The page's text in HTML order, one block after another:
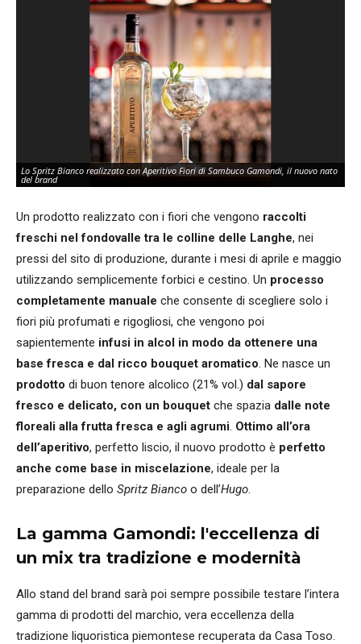
Lo Spritz Bianco realizzato con Aperitivo Fiori di Sambuco Gamondi, il nuovo nato
del brand
Un prodotto realizzato con i fiori che vengono raccolti
freschi nel fondovalle tra le colline delle Langhe, nei
pressi del sito di produzione, durante i mesi di aprile e maggio
utilizzando semplicemente forbici e cestino. Un processo
completamente manuale che consente di scegliere solo i
fiori più profumati e rigogliosi, che vengono poi
sapientemente infusi in alcol in modo da ottenere una
base fresca e dal ricco bouquet aromatico. Ne nasce un
prodotto di buon tenore alcolico (21% vol.) dal sapore
fresco e delicato, con un bouquet che spazia dalle note
floreali alla frutta fresca e agli agrumi. Ottimo all’ora
dell’aperitivo, perfetto liscio, il nuovo prodotto è perfetto
anche come base in miscelazione, ideale per la
preparazione dello Spritz Bianco o dell’Hugo.
La gamma Gamondi: l'eccellenza di
un mix tra tradizione e modernità
Allo stand del brand sarà poi sempre possibile testare l’intera
gamma di prodotti del marchio, vera eccellenza della
tradizione liquoristica piemontese recuperata da Casa Toso.